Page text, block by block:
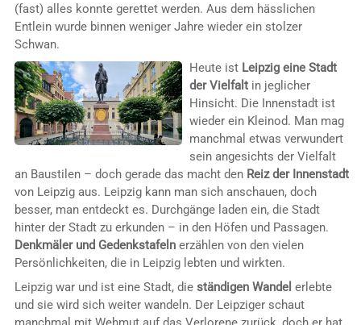
(fast) alles konnte gerettet werden. Aus dem hässlichen
Entlein wurde binnen weniger Jahre wieder ein stolzer
Schwan.
Heute ist Leipzig eine Stadt
der Vielfaltin jeglicher
Hinsicht. Die Innenstadt ist
wieder ein Kleinod. Man mag
manchmal etwas verwundert
sein angesichts der Vielfalt
an Baustilen – doch gerade das macht den Reiz der Innenstadt
von Leipzig aus. Leipzig kann man sich anschauen, doch
besser, man entdeckt es. Durchgänge laden ein, die Stadt
hinter der Stadt zu erkunden – in den Höfen und Passagen.
Denkmäler und Gedenkstafelnerzählen von den vielen
Persönlichkeiten, die in Leipzig lebten und wirkten.
Leipzig war und ist eine Stadt, die ständigen Wandel erlebte
und sie wird sich weiter wandeln. Der Leipziger schaut